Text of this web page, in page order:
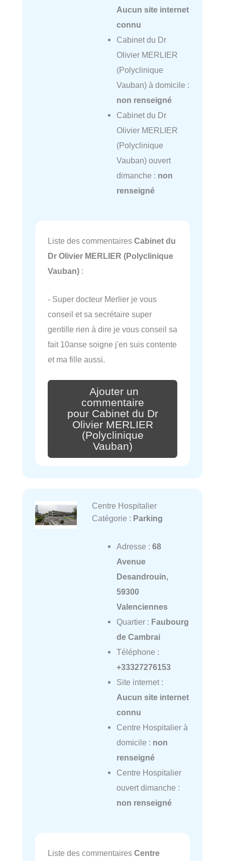
Aucun site internet
connu
Cabinet du Dr
Olivier MERLIER
(Polyclinique
Vauban) à domicile :
non renseigné
Cabinet du Dr
Olivier MERLIER
(Polyclinique
Vauban) ouvert
dimanche : non
renseigné
Liste des commentaires Cabinet du
Dr Olivier MERLIER (Polyclinique
Vauban) :
- Super docteur Merlier je vous
conseil et sa secrétaire super
gentille rien à dire je vous conseil sa
fait 10anse soigne j'en suis contente
et ma fille aussi.
Ajouter un
commentaire
pour Cabinet du Dr
Olivier MERLIER
(Polyclinique
Vauban)
Centre Hospitalier
Catégorie : Parking
Adresse : 68
Avenue
Desandrouin,
59300
Valenciennes
Quartier : Faubourg
de Cambrai
Téléphone :
+33327276153
Site internet :
Aucun site internet
connu
Centre Hospitalier à
domicile : non
renseigné
Centre Hospitalier
ouvert dimanche :
non renseigné
Liste des commentaires Centre